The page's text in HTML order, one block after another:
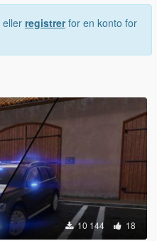
eller registrerfor en konto for
10 144 18